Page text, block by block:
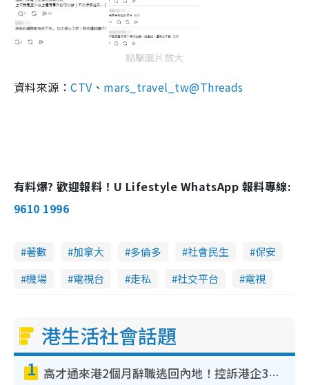
點擊圖片放大
資料來源：CTV 、 mars_travel_tw@Threads
有料爆? 歡迎報料！U Lifestyle WhatsApp 報料專線:
9610 1996
著數 加拿大 多倫多 社會民生
保安
機場
電視台 走私 社交平台 電視
港生活社會話題
1 高才通來港2個月辭職逃回內地！控訴港企3宗罪 歎微管理極窒息